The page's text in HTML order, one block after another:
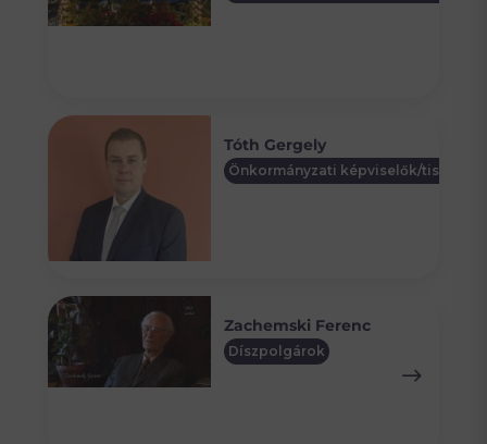
Tóth Gergely
Önkormányzati képviselők/
Zachemski Ferenc
Díszpolgárok